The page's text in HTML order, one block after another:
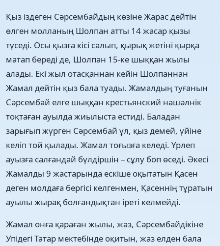
Қыз іздеген Сəрсембайдың көзіне Жарас дейтін
өлген молланың Шолпан атты 14 жасар қызы
түседі. Осы қызға кісі салып, қырық жетіні қырқа
матап береді де, Шолпан 15-ке шыққан жылы
алады. Екі жыл отасқаннан кейін Шолпаннан
Жамал дейтін қыз бала туады. Жамалдың туғанын
Сəрсембай елге шыққан крестьянский нашəлнік
тоқтаған ауылда жиылыста естиді. Баладан
зарығып жүрген Сəрсембай ұл, қыз демей, үйіне
келіп той қылады. Жамал тоғызға келеді. Үрлеп
ауызға салғандай бүлдіршін – сұлу боп өседі. Əкесі
Жамалды 9 жастарында ескіше оқытатын Қасен
деген молдаға бергісі келгенмен, Қасеннің тұратын
ауылы жырақ болғандықтан іреті келмейді.
Жамал онға қараған жылы, жаз, Сəрсембайдікіне
Упідегі Татар мектебінде оқитын, жаз елден бала